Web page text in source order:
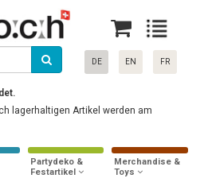
DE EN FR
lagerhaltigen Artikel werden am
Partydeko &
Festartikel
Merchandise &
Toys